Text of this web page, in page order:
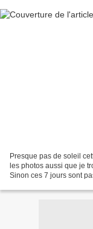
Presque pas de soleil
les photos aussi que je
Sinon ces 7 jours sont